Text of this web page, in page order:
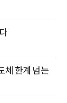
체 한계 넘는